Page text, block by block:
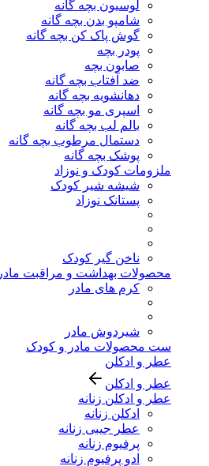
لوسیون بچه گانه
شامپو بدن بچه گانه
گوش پاک کن بچه گانه
پودر بچه
صابون بچه
ضد آفتاب بچه گانه
دهانشویه بچه گانه
اسپری مو بچه گانه
بالم لب بچه گانه
دستمال مرطوب بچه گانه
پوشک بچه گانه
ملزومات کودک و نوزاد
شیشه شیر کودک
پستانک نوزاد
ناخن گیر کودک
محصولات بهداشت و مراقبت مادر
کرم های مادر
شیردوش مادر
ست محصولات مادر و کودک
عطر و ادکلن
عطر و ادکلن
عطر و ادکلن زنانه
ادکلن زنانه
عطر جیبی زنانه
پرفیوم زنانه
ادو پرفیوم زنانه